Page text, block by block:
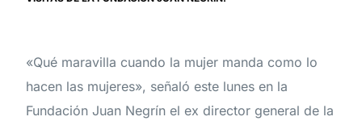
«Qué maravilla cuando la mujer manda como lo
hacen las mujeres», señaló este lunes en la
Fundación Juan Negrín el ex director general de la